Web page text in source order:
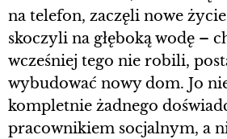
na telefon, zaczęli nowe
skoczyli na głęboką wodę –
wcześniej tego nie robili,
wybudować nowy dom. Jo
kompletnie żadnego
pracownikiem socjalnym, a